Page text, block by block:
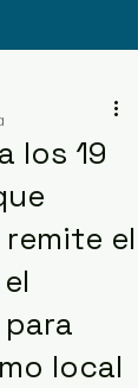
los 19
el
local